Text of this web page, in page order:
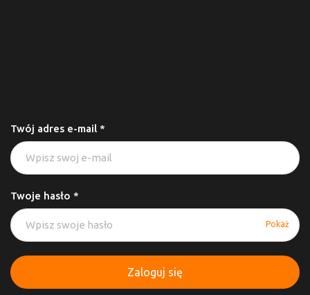
Twój adres e-mail *
Twoje hasło *
Pokaż
Zaloguj się